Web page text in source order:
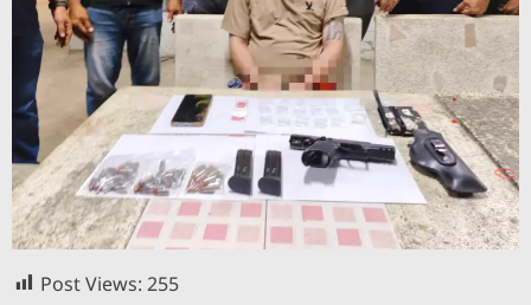
Post Views:255